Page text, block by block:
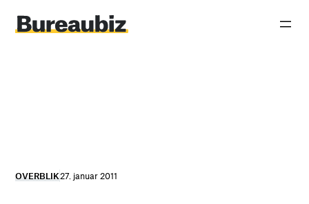
indhold
OVERBLIK27. januar 2011